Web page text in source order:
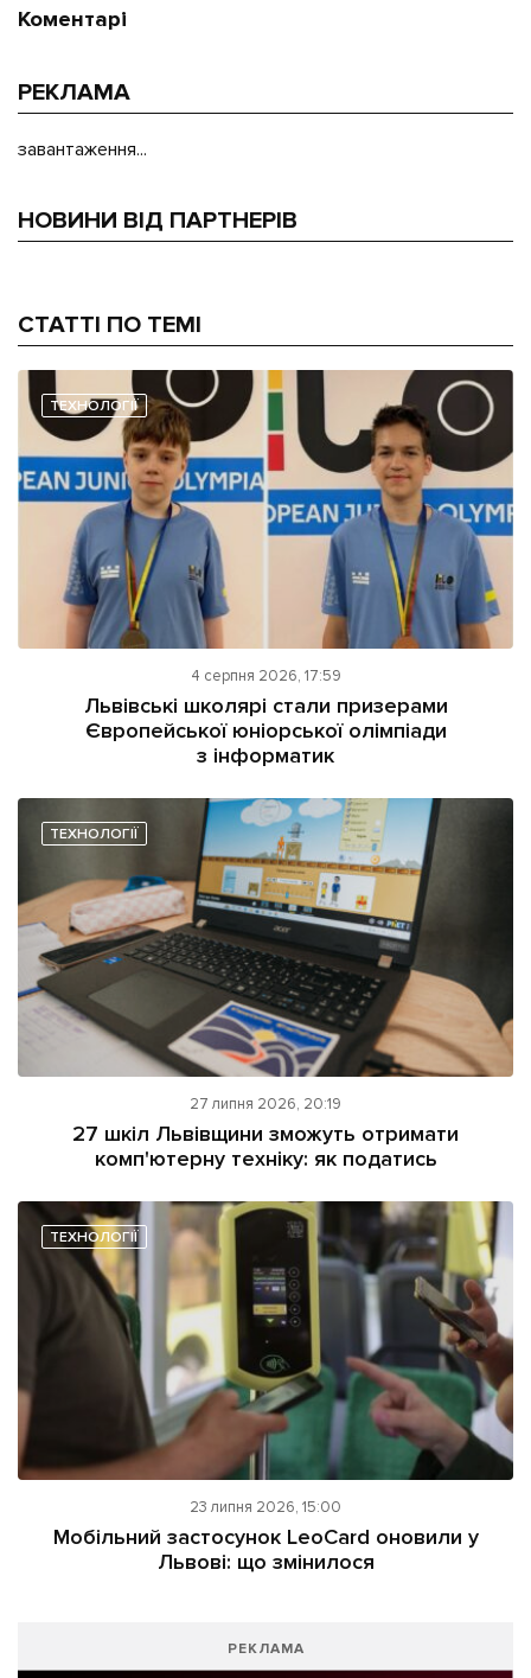
Коментарі
РЕКЛАМА
завантаження...
НОВИНИ ВІД ПАРТНЕРІВ
СТАТТІ ПО ТЕМІ
ТЕХНОЛОГІЇ
4 серпня 2026, 17:59
Львівські школярі стали призерами
Європейської юніорської олімпіади
з інформатик
ТЕХНОЛОГІЇ
27 липня 2026, 20:19
27 шкіл Львівщини зможуть отримати
комп'ютерну техніку: як податись
ТЕХНОЛОГІЇ
23 липня 2026, 15:00
Мобільний застосунок LeoCard оновили у
Львові: що змінилося
РЕКЛАМА